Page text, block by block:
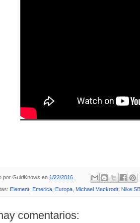
por GuiriKnows en 1/22/2016
Element Emerica Europa Michael Mackrodt Nike SB
comentarios: